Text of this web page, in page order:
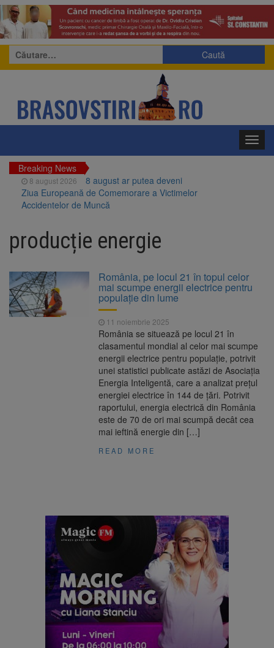
Caută
după:
Breaking News
8 august 2026
8 august ar putea deveni
Ziua Europeană de Comemorare a Victimelor
Accidentelor de Muncă
fostului complex Duplex 91, de lângă Piața
Star
8 august 2026
Ungaria renunță la apelul
Nivelul Dunării a început să crească
8 august 2026
Asociația Română pentru
Iluminat cere reducerea luminii pe timpul
nopții, nu oprirea iluminatului public
Trafic blocat pe DN1E Brașov
– Poiana Brașov după un accident. Două
persoane primesc îngrijiri medicale
Se schimbă examenul de
medic specialist. Subiecte unice în toată țara,
aceeași oră și același barem
producție energie
România, pe locul 21 în topul celor
mai scumpe energii electrice pentru
populație din lume
11 noiembrie 2025
România se situează pe locul 21 în
clasamentul mondial al celor mai scumpe
energii electrice pentru populație, potrivit
unei statistici publicate astăzi de Asociația
Energia Inteligentă, care a analizat prețul
energiei electrice în 144 de țări. Potrivit
raportului, energia electrică din România
este de 70 de ori mai scumpă decât cea
mai ieftină energie din […]
READ MORE